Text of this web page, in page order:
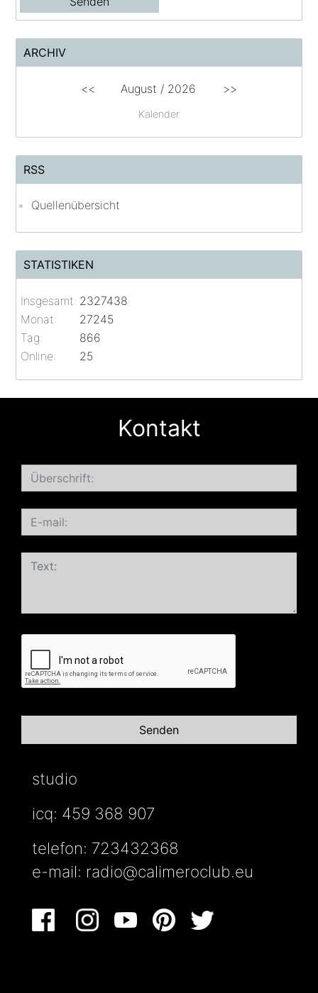
ARCHIV
Kalender
<< August / 2026 >>
RSS
Quellenübersicht
STATISTIKEN
Online: 25
Insgesamt: 2327438
Monat:
27245
Tag:
866
Kontakt
studio
icq: 459 368 907
telefon: 723432368
e-mail: radio@calimeroclub.eu